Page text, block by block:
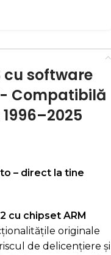
cu software
Compatibilă
– direct la tine
cu chipset ARM
originale
de delicențiere și